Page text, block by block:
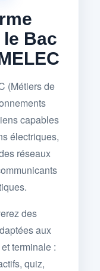
Bac
(Métiers de
capables
électriques,
réseaux
des
aux
terminale :
quiz,